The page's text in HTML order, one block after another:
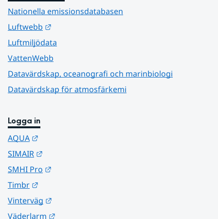
Nationella emissionsdatabasen
Luftwebb
Luftmiljödata
VattenWebb
Datavärdskap, oceanografi och marinbiologi
Datavärdskap för atmosfärkemi
Logga in
AQUA
SIMAIR
SMHI Pro
Timbr
Vinterväg
Väderlarm